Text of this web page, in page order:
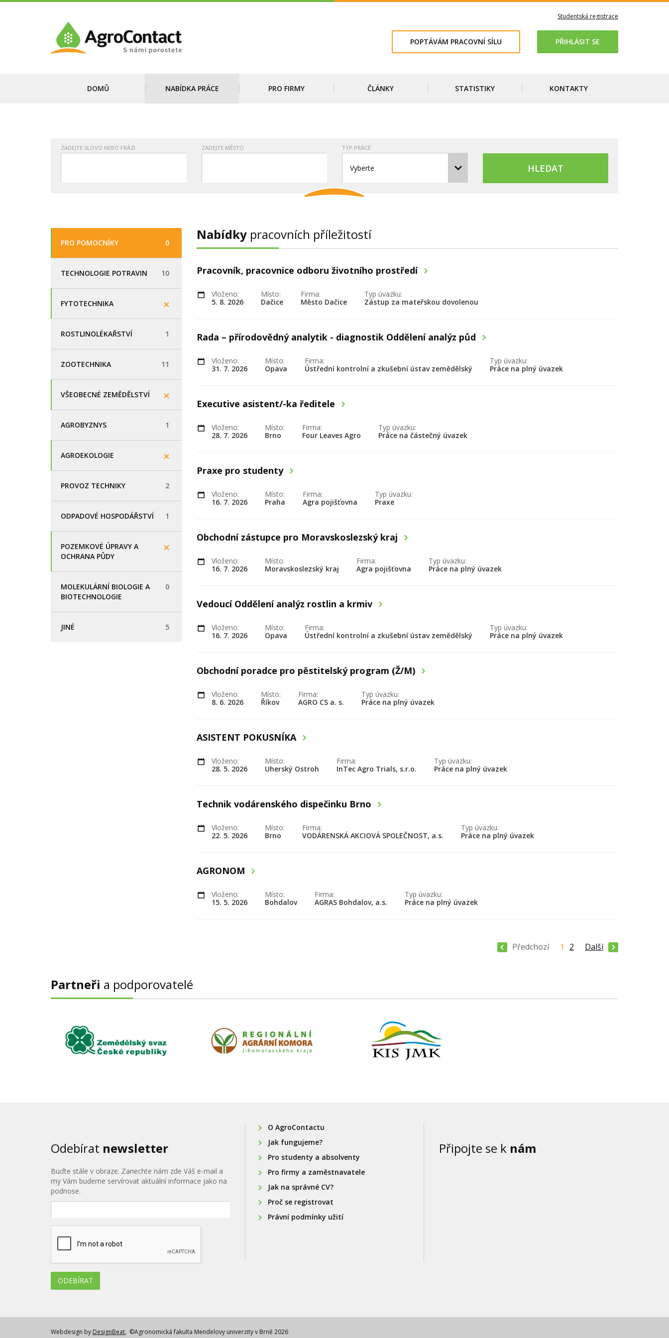
Studentská registrace
POPTÁVÁM PRACOVNÍ SÍLU PŘIHLÁSIT SE
DOMŮ NABÍDKA PRÁCE PRO FIRMY ČLÁNKY STATISTIKY KONTAKTY
ZADEJTE SLOVO NEBO FRÁZI ZADEJTE MĚSTO TYP PRÁCE
0
PRO POMOCNÍKY
10
TECHNOLOGIE POTRAVIN
FYTOTECHNIKA
1
ROSTLINOLÉKAŘSTVÍ
11
ZOOTECHNIKA
VŠEOBECNÉ ZEMĚDĚLSTVÍ
1
AGROBYZNYS
AGROEKOLOGIE
2
PROVOZ TECHNIKY
1
ODPADOVÉ HOSPODÁŘSTVÍ
POZEMKOVÉ ÚPRAVY A
OCHRANA PŮDY
0
MOLEKULÁRNÍ BIOLOGIE A
BIOTECHNOLOGIE
5
JINÉ
Nabídky pracovních příležitostí
Pracovník, pracovnice odboru životního prostředí
Vloženo:
5. 8. 2026
Místo:
Dačice
Firma:
Město Dačice
Typ úvazku:
Zástup za mateřskou dovolenou
Rada – přírodovědný analytik - diagnostik Oddělení analýz půd
Vloženo:
31. 7. 2026
Místo:
Opava
Firma:
Ústřední kontrolní a zkušební ústav zemědělský
Typ úvazku:
Práce na plný úvazek
Executive asistent/-ka ředitele
Vloženo:
28. 7. 2026
Místo:
Brno
Firma:
Four Leaves Agro
Typ úvazku:
Práce na částečný úvazek
Praxe pro studenty
Vloženo:
16. 7. 2026
Místo:
Praha
Firma:
Agra pojišťovna
Typ úvazku:
Praxe
Obchodní zástupce pro Moravskoslezský kraj
Vloženo:
16. 7. 2026
Místo:
Moravskoslezský kraj
Firma:
Agra pojišťovna
Typ úvazku:
Práce na plný úvazek
Vedoucí Oddělení analýz rostlin a krmiv
Vloženo:
16. 7. 2026
Místo:
Opava
Firma:
Ústřední kontrolní a zkušební ústav zemědělský
Typ úvazku:
Práce na plný úvazek
Obchodní poradce pro pěstitelský program (Ž/M)
Vloženo:
8. 6. 2026
Místo:
Říkov
Firma:
AGRO CS a. s.
Typ úvazku:
Práce na plný úvazek
ASISTENT POKUSNÍKA
Vloženo:
28. 5. 2026
Místo:
Uherský Ostroh
Firma:
InTec Agro Trials, s.r.o.
Typ úvazku:
Práce na plný úvazek
Technik vodárenského dispečinku Brno
Vloženo:
22. 5. 2026
Místo:
Brno
Firma:
VODÁRENSKÁ AKCIOVÁ SPOLEČNOST, a.s.
Typ úvazku:
Práce na plný úvazek
AGRONOM
Vloženo:
15. 5. 2026
Místo:
Bohdalov
Firma:
AGRAS Bohdalov, a.s.
Typ úvazku:
Práce na plný úvazek
Předchozí 1 2 Další
Partneři a podporovatelé
Odebírat newsletter
Buďte stále v obraze. Zanechte nám zde Váš e-mail a
my Vám budeme servírovat aktuální informace jako na
podnose.
O AgroContactu
Jak fungujeme?
Pro studenty a absolventy
Pro firmy a zaměstnavatele
Jak na správné CV?
Proč se registrovat
Právní podmínky užití
Připojte se k nám
Webdesign by DesignBeat, ©Agronomická fakulta Mendelovy univerzity v Brně 2026